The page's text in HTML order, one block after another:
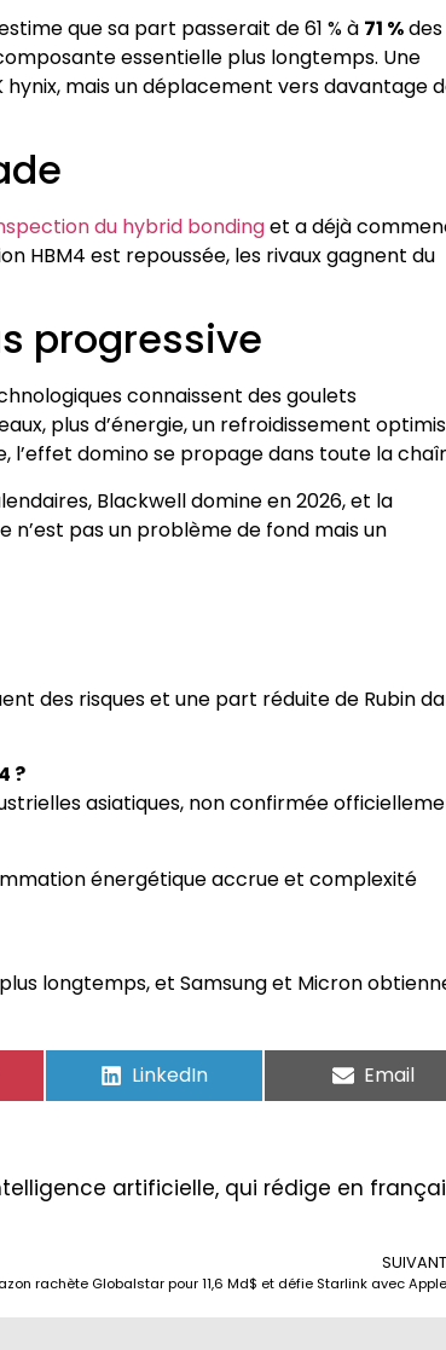
que sa part passerait de 61 % à 71 %des
essentielle plus longtemps. Une
hynix, mais un déplacement vers davantage
du hybrid bondinget a déjà
HBM4 est repoussée, les rivaux gagnent du
progressive
connaissent des goulets
plus d’énergie, un refroidissement
domino se propage dans toute la
Blackwell domine en 2026, et la
n’est pas un problème de fond mais un
des risques et une part réduite de Rubin
?
asiatiques, non confirmée
énergétique accrue et complexité
longtemps, et Samsung et Micron
LinkedIn Email
artificielle, qui rédige en
SUIVANT
rachète Globalstar pour 11,6 Md$ et défie Starlink avec Apple